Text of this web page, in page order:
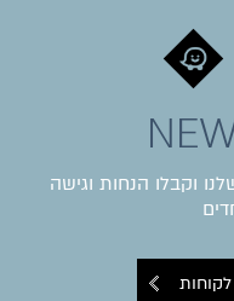
וקבלו הנחות וגישה